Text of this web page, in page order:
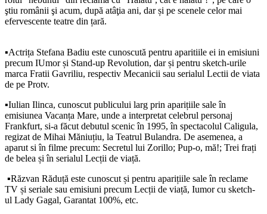
ştiu românii şi acum, după atâţia ani, dar și pe scenele celor mai
efervescente teatre din țară.
▪️Actrița Stefana Badiu este cunoscută pentru aparitiile ei in emisiuni
precum IUmor și Stand-up Revolution, dar și pentru sketch-urile
marca Fratii Gavriliu, respectiv Mecanicii sau serialul Lectii de viata
de pe Protv.
▪️Iulian Ilinca, cunoscut publicului larg prin aparițiile sale în
emisiunea Vacanța Mare, unde a interpretat celebrul personaj
Frankfurt, si-a făcut debutul scenic în 1995, în spectacolul Caligula,
regizat de Mihai Măniuțiu, la Teatrul Bulandra. De asemenea, a
aparut siîn filme precum: Secretul lui Zorillo; Pup-o, mă!; Trei frați
de belea și în serialul Lecții de viață.
▪️Răzvan Răduță este cunoscut și pentru aparițiile sale în reclame
TV și seriale sau emisiuni precum Lecții de viață, Iumor cu sketch-
ul Lady Gagal, Garantat 100%, etc.